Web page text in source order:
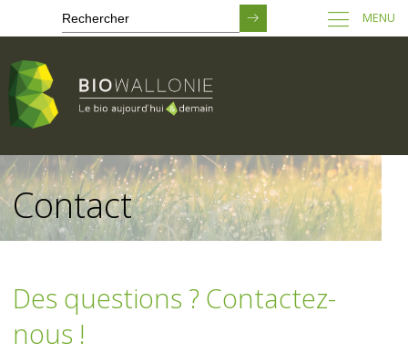
Passer
au
contenu
principal
MENU
Contact
Des questions ? Contactez-
nous !